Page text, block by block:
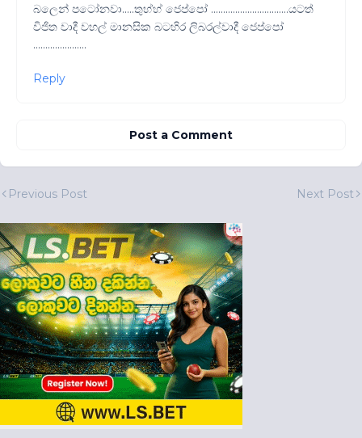
බලෙන් පටෝනවා.....තුහ්හ් ජෙප්පෝ ................................යටත්
විජිත වාදී වහල් මානසික බටහිර ලිබරල්වාදී ජෙප්පෝ
......................
Reply
Post a Comment
Previous Post Next Post